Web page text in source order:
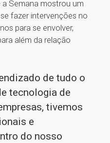
a Semana mostrou um
fazer intervenções no
para se envolver,
além da relação
de tudo o
tecnologia de
tivemos
e
do nosso